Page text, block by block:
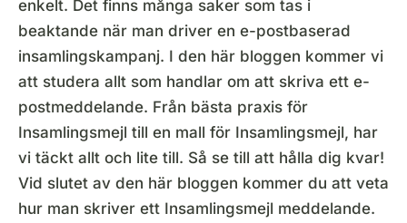
enkelt. Det finns många saker som tas i
beaktande när man driver en e-postbaserad
insamlingskampanj. I den här bloggen kommer vi
att studera allt som handlar om att skriva ett e-
postmeddelande. Från bästa praxis för
Insamlingsmejl till en mall för Insamlingsmejl, har
vi täckt allt och lite till. Så se till att hålla dig kvar!
Vid slutet av den här bloggen kommer du att veta
hur man skriver ett Insamlingsmejl meddelande.